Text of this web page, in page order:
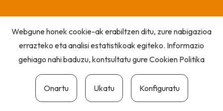
Webgune honek cookie-ak erabiltzen ditu, zure nabigazioa
errazteko eta analisi estatistikoak egiteko. Informazio
gehiago nahi baduzu, kontsultatu gureCookien Politika
Onartu Ukatu Konfiguratu